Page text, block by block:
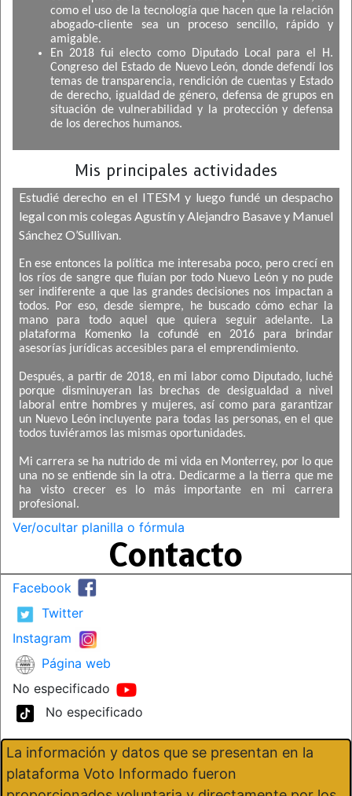
como el uso de la tecnología que hacen que la relación
abogado-cliente sea un proceso sencillo, rápido y
amigable.
En 2018 fui electo como Diputado Local para el H.
Congreso del Estado de Nuevo León, donde defendí los
temas de transparencia, rendición de cuentas y Estado
de derecho, igualdad de género, defensa de grupos en
situación de vulnerabilidad y la protección y defensa
de los derechos humanos.
Mis principales actividades
Estudié derecho en el ITESM y luego fundé un despacho
legal con mis colegas Agustín y Alejandro Basave y Manuel
Sánchez O’Sullivan.
En ese entonces la política me interesaba poco, pero crecí en
los ríos de sangre que fluían por todo Nuevo León y no pude
ser indiferente a que las grandes decisiones nos impactan a
todos. Por eso, desde siempre, he buscado cómo echar la
mano para todo aquel que quiera seguir adelante. La
plataforma Komenko la cofundé en 2016 para brindar
asesorías jurídicas accesibles para el emprendimiento.
Después, a partir de 2018, en mi labor como Diputado, luché
porque disminuyeran las brechas de desigualdad a nivel
laboral entre hombres y mujeres, así como para garantizar
un Nuevo León incluyente para todas las personas, en el que
todos tuviéramos las mismas oportunidades.
Mi carrera se ha nutrido de mi vida en Monterrey, por lo que
una no se entiende sin la otra. Dedicarme a la tierra que me
ha visto crecer es lo más importante en mi carrera
profesional.
Ver/ocultar planilla o fórmula
Contacto
Facebook
Twitter
Instagram
Página web
No especificado
No especificado
La información y datos que se presentan en la
plataforma Voto Informado fueron